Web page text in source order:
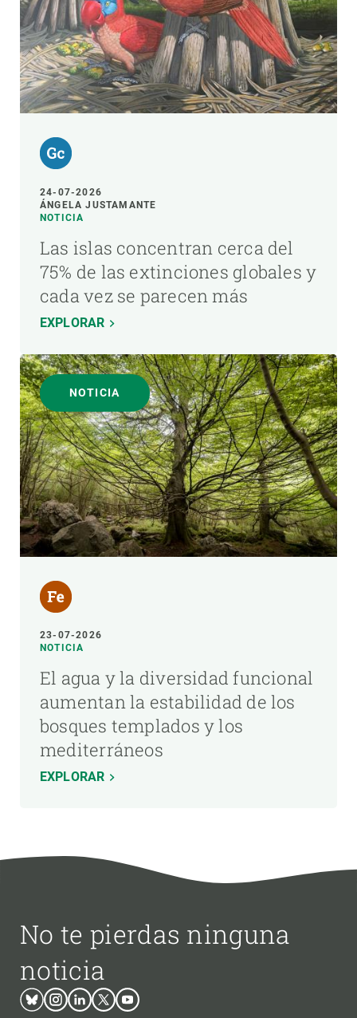
24-07-2026
ÁNGELA JUSTAMANTE
NOTICIA
Las islas concentran cerca del
75% de las extinciones globales y
cada vez se parecen más
EXPLORAR
NOTICIA
23-07-2026
NOTICIA
El agua y la diversidad funcional
aumentan la estabilidad de los
bosques templados y los
mediterráneos
EXPLORAR
No te pierdas ninguna
noticia
BlueskyInstagram
LinkedinTwitterYoutube